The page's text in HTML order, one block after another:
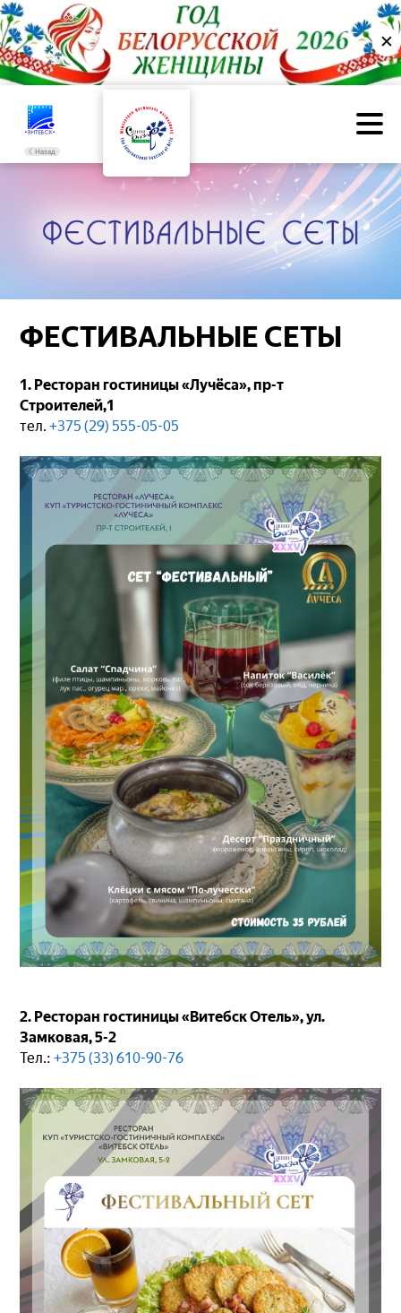
✕
Назад
ФЕСТИВАЛЬНЫЕ СЕТЫ
1. Ресторан гостиницы «Лучёса», пр-т
Строителей,1
тел.+375 (29) 555-05-05
2. Ресторан гостиницы «Витебск Отель», ул.
Замковая, 5-2
Тел.:+375 (33) 610-90-76